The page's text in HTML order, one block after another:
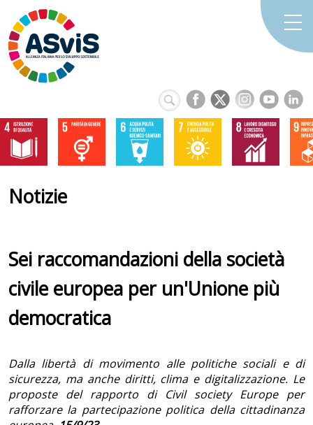
Notizie
Sei raccomandazioni della società
civile europea per un'Unione più
democratica
Dalla libertà di movimento alle politiche sociali e di
sicurezza, ma anche diritti, clima e digitalizzazione. Le
proposte del rapporto di Civil society Europe per
rafforzare la partecipazione politica della cittadinanza